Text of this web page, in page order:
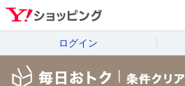
ログイン